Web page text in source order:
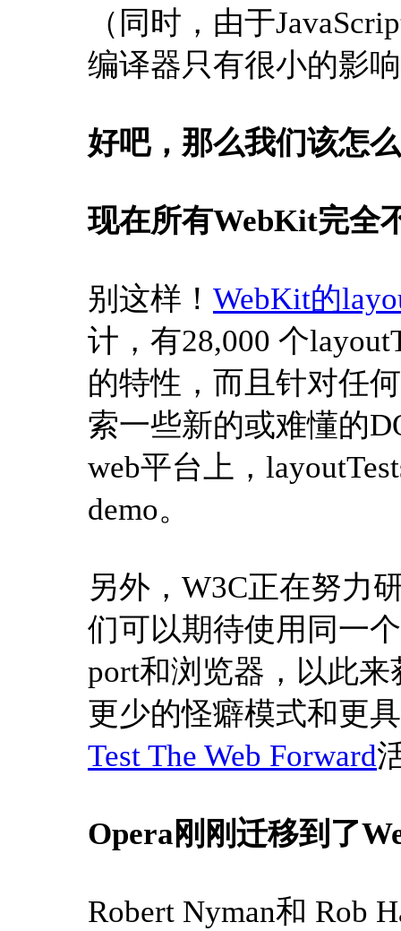
（同时，由于
编译器只有很小的影
好吧，那么我们该怎
现在所有WebKit完全
别这样！ WebKit的
计，有28,000 个
的特性，而且针对任
索一些新的或难懂的
web平台上，
demo。
另外，W3C正在努力
们可以期待使用同一
port和浏览器，以此
更少的怪癖模式和更
Test The Web Forward
Opera刚刚迁移到了
Robert Nyman和 Rob